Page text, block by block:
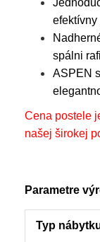
efektívny
spálni
ASPEN
Cena postele
našej širokej
Parametre
Typ